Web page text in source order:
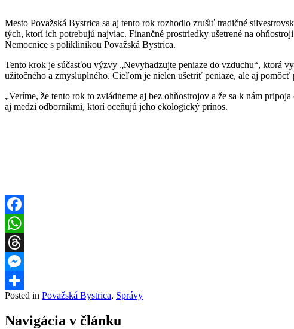
Mesto Považská Bystrica sa aj tento rok rozhodlo zrušiť tradičné
tých, ktorí ich potrebujú najviac. Finančné prostriedky ušetrené na
Nemocnice s poliklinikou Považská Bystrica.
Tento krok je súčasťou výzvy „Nevyhadzujte peniaze do vzduchu“, ktorá
užitočného a zmysluplného. Cieľom je nielen ušetriť peniaze, ale aj
„Veríme, že tento rok to zvládneme aj bez ohňostrojov a že sa k nám
aj medzi odborníkmi, ktorí oceňujú jeho ekologický prínos.
Facebook
WhatsApp
Threads
Messenger
Share
Posted in Považská Bystrica, Správy
Navigácia v článku